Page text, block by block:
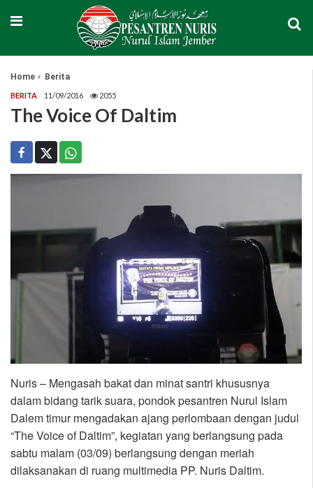
Home Berita
BERITA 11/09/2016 2055
The Voice Of Daltim
Nuris – Mengasah bakat dan minat santri khususnya
dalam bidang tarik suara, pondok pesantren Nurul Islam
Dalem timur mengadakan ajang perlombaan dengan judul
“The Voice of Daltim”, kegiatan yang berlangsung pada
sabtu malam (03/09) berlangsung dengan meriah
dilaksanakan di ruang multimedia PP. Nuris Daltim.